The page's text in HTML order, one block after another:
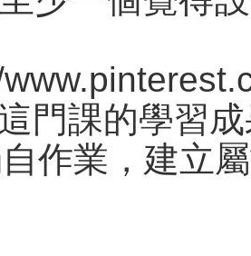
門課的學習
作業，建立